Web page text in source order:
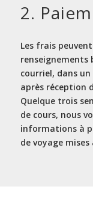
2.
Les frais
renseignements
courriel, dans
après réception
Quelque trois
de cours, nous
informations à
de voyage mises